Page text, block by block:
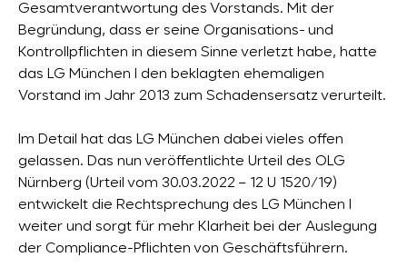
Gesamtverantwortung des Vorstands. Mit der
Begründung, dass er seine Organisations- und
Kontrollpflichten in diesem Sinne verletzt habe, hatte
das LG München I den beklagten ehemaligen
Vorstand im Jahr 2013 zum Schadensersatz verurteilt.
Im Detail hat das LG München dabei vieles offen
gelassen. Das nun veröffentlichte Urteil des OLG
Nürnberg (Urteil vom 30.03.2022 – 12 U 1520/19)
entwickelt die Rechtsprechung des LG München I
weiter und sorgt für mehr Klarheit bei der Auslegung
der Compliance-Pflichten von Geschäftsführern.